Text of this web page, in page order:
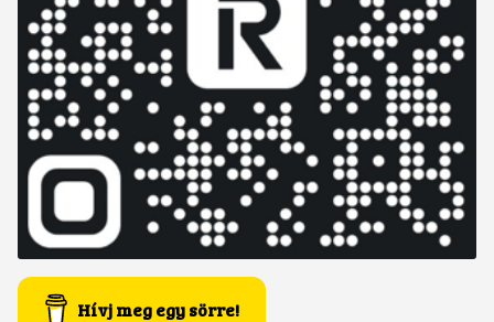
Hívj meg egy sörre!